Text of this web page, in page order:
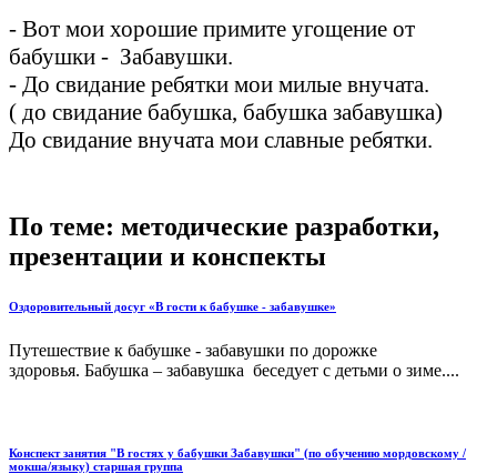
- Вот мои хорошие примите угощение от
бабушки - Забавушки.
- До свидание ребятки мои милые внучата.
( до свидание бабушка, бабушка забавушка)
До свидание внучата мои славные ребятки.
По теме: методические разработки,
презентации и конспекты
Оздоровительный досуг «В гости к бабушке - забавушке»
Путешествие к бабушке - забавушки по дорожке
здоровья. Бабушка – забавушка беседует с детьми о зиме....
Конспект занятия "В гостях у бабушки Забавушки" (по обучению мордовскому /
мокша/языку) старшая группа